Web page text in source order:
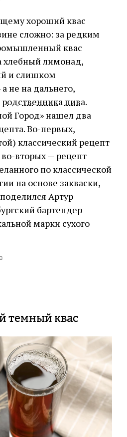
хороший квас
сложно: за редким
квас
хлебный лимонад,
и слишком
не на дальнего,
родственника пива.
Город» нашел два
Во-первых,
классический рецепт
вторых — рецепт
по классической
на основе закваски,
Артур
бартендер
марки сухого
темный квас